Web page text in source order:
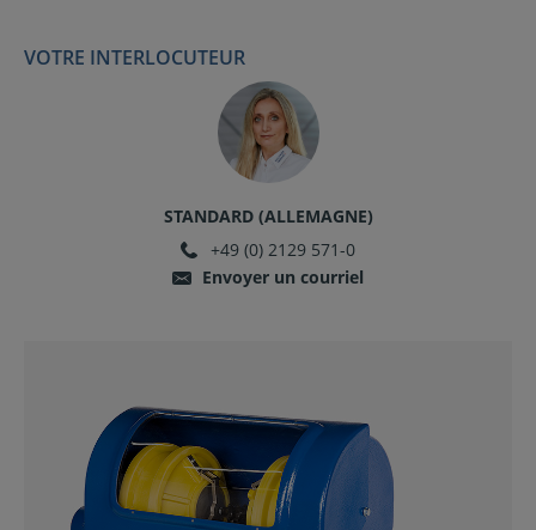
VOTRE INTERLOCUTEUR
STANDARD (ALLEMAGNE)
+49 (0) 2129 571-0
Envoyer un courriel